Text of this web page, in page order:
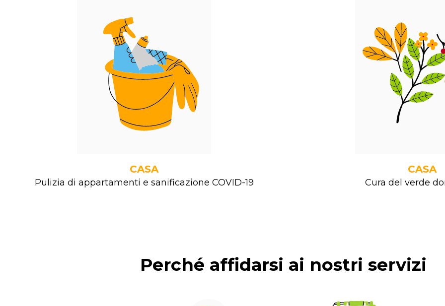
CASA
Pulizia di appartamenti e sanificazione COVID-19
CASA
Cura del verde
Perché affidarsi ai nostri servizi